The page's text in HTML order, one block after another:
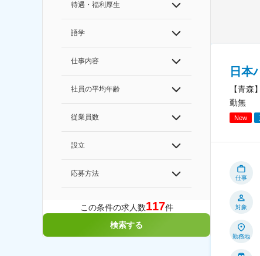
待遇・福利厚生
語学
仕事内容
社員の平均年齢
従業員数
設立
応募方法
この条件の求人数117件
検索する
日本
【青
勤無
New
仕事
対象
勤務地